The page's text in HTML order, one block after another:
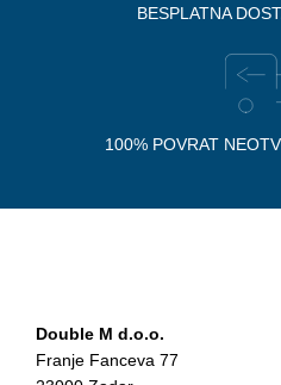
BESPLATNA
100% POVRAT
Double M d.o.o.
Franje Fanceva 77